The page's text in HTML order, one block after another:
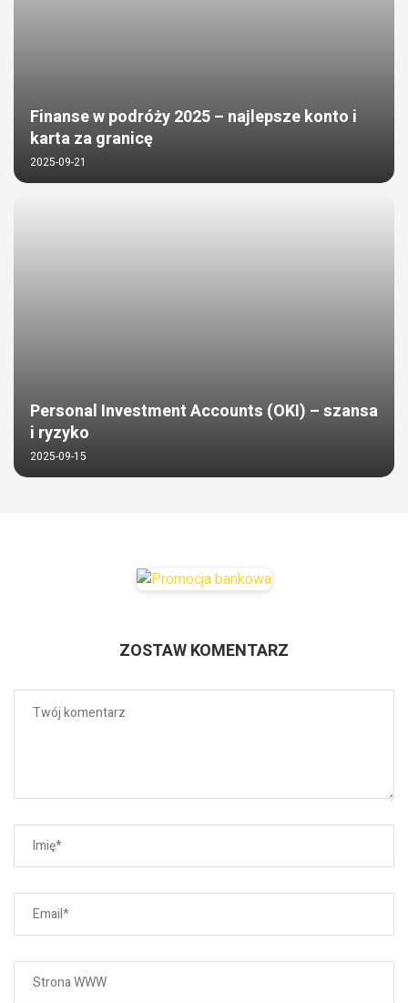
Finanse w podróży 2025 – najlepsze konto i
karta za granicę
2025-09-21
Personal Investment Accounts (OKI) – szansa
i ryzyko
2025-09-15
ZOSTAW KOMENTARZ